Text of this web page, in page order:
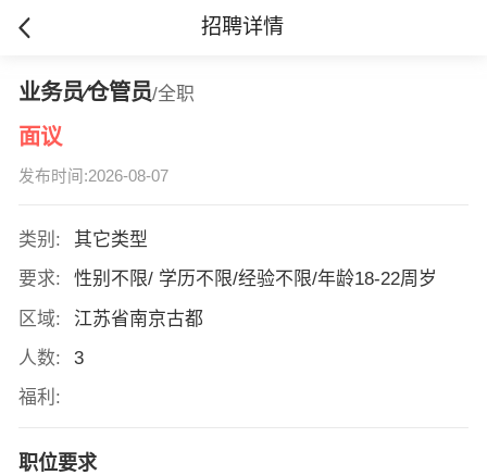
招聘详情
业务员∕仓管员/全职
面议
发布时间:2026-08-07
类别:
其它类型
要求:
性别不限/ 学历不限/经验不限/年龄18-22周岁
区域:
江苏省南京古都
人数:
3
福利:
职位要求